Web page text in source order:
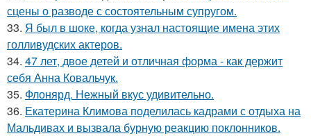
сцены о разводе с состоятельным супругом.
33. Я был в шоке, когда узнал настоящие имена этих
голливудских актеров.
34. 47 лет, двое детей и отличная форма - как держит
себя Анна Ковальчук.
35. Флонярд. Нежный вкус удивительно.
36. Екатерина Климова поделилась кадрами с отдыха на
Мальдивах и вызвала бурную реакцию поклонников.